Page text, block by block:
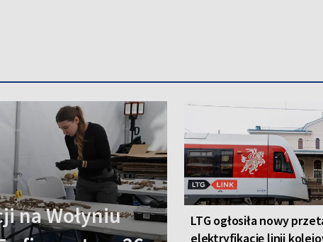
na Wołyniu
LTG ogłosiła nowy
elektryfikację linii